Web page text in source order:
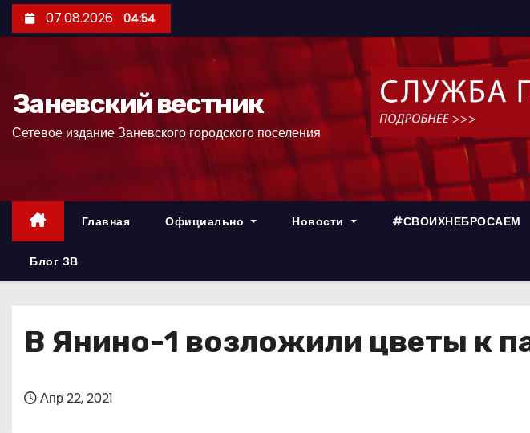
е
р
07.08.2026 04:54
Заневский вестник
Сетевое издание Заневского городского поселения
Главная Официально Новости #СВОИХНЕБРОСАЕМ
Блог ЗВ
В Янино-1 возложили цветы к
Апр 22, 2021